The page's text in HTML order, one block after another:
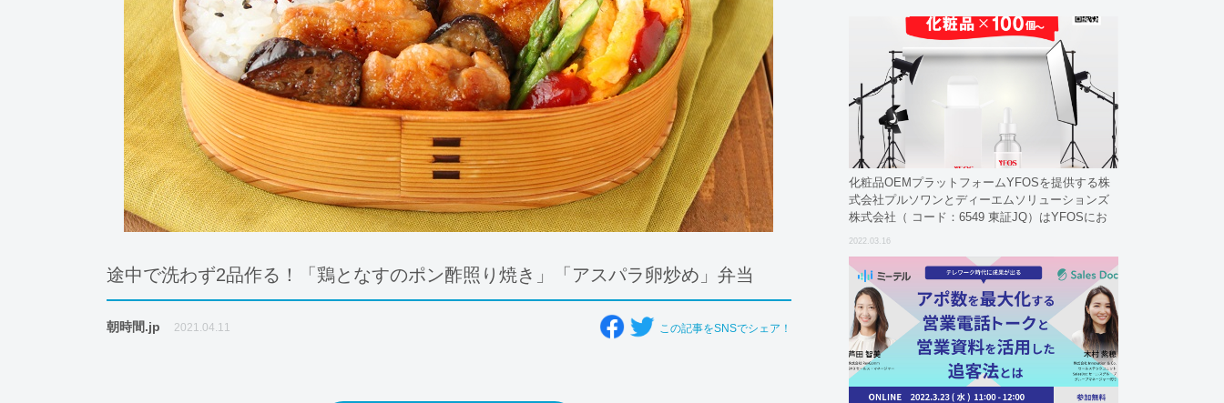
途中で洗わず2品作る！「鶏となすのポン酢照り焼き」「アスパラ卵炒め」弁当
朝時間.jp 2021.04.11 この記事をSNSでシェア！
化粧品OEMプラットフォームYFOSを提供する株
式会社プルソワンとディーエムソリューションズ
株式会社（ コード：6549 東証JQ）はYFOSにお
2022.03.16